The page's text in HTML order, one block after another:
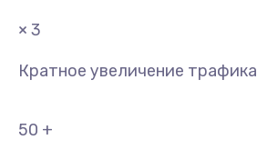
× 3
Кратное увеличение трафика
50 +